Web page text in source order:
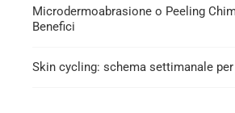
Microdermoabrasione o Peeling
Benefici
Skin cycling: schema settimanale